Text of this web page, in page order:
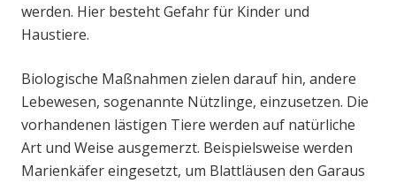
werden. Hier besteht Gefahr für Kinder und
Haustiere.
Biologische Maßnahmen zielen darauf hin, andere
Lebewesen, sogenannte Nützlinge, einzusetzen. Die
vorhandenen lästigen Tiere werden auf natürliche
Art und Weise ausgemerzt. Beispielsweise werden
Marienkäfer eingesetzt, um Blattläusen den Garaus